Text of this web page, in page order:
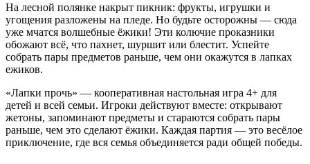
На лесной полянке накрыт пикник: фрукты, игрушки и
угощения разложены на пледе. Но будьте осторожны — сюда
уже мчатся волшебные ёжики! Эти колючие проказники
обожают всё, что пахнет, шуршит или блестит. Успейте
собрать пары предметов раньше, чем они окажутся в лапках
ежиков.
«Лапки прочь» — кооперативная настольная игра 4+ для
детей и всей семьи. Игроки действуют вместе: открывают
жетоны, запоминают предметы и стараются собрать пары
раньше, чем это сделают ёжики. Каждая партия — это весёлое
приключение, где вся семья объединяется ради общей победы.